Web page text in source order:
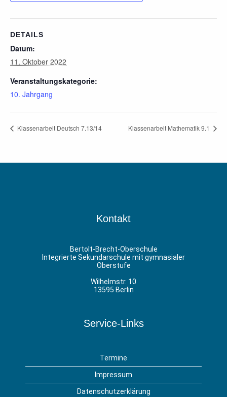
DETAILS
Datum:
11. Oktober 2022
Veranstaltungskategorie:
10. Jahrgang
Klassenarbeit Deutsch 7.13/14 Klassenarbeit Mathematik 9.1
Kontakt
Bertolt-Brecht-Oberschule
Integrierte Sekundarschule mit gymnasialer
Oberstufe
Wilhelmstr. 10
13595 Berlin
Service-Links
Termine
Impressum
Datenschutzerklärung